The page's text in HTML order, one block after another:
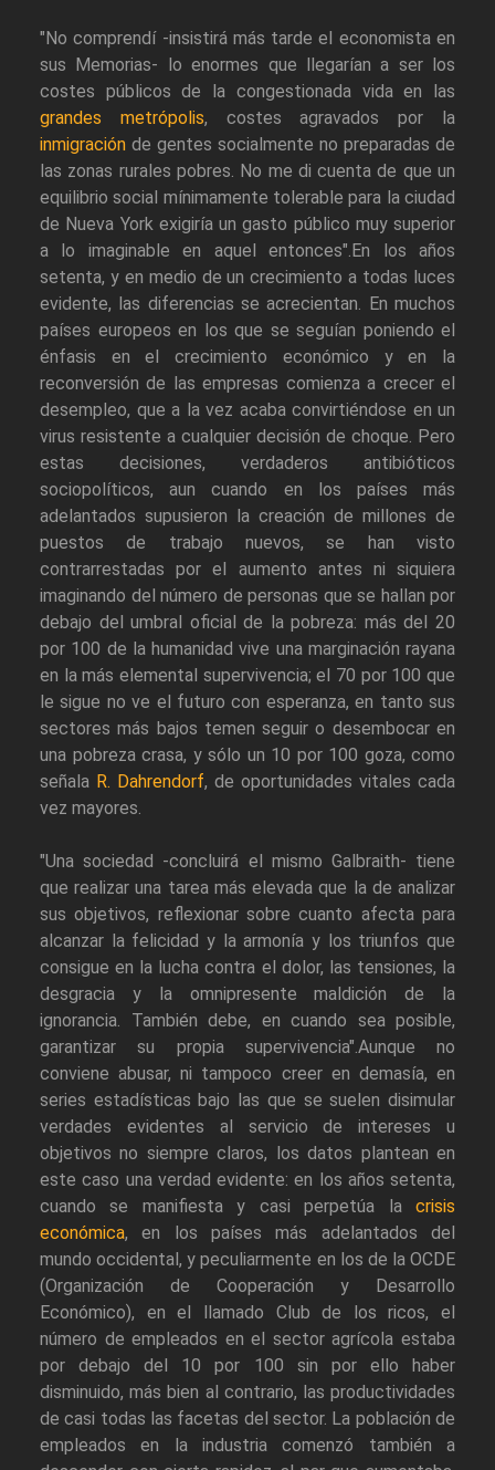
"No comprendí -insistirá más tarde el economista en
sus Memorias- lo enormes que llegarían a ser los
costes públicos de la congestionada vida en las
grandes metrópolis, costes agravados por la
inmigración de gentes socialmente no preparadas de
las zonas rurales pobres. No me di cuenta de que un
equilibrio social mínimamente tolerable para la ciudad
de Nueva York exigiría un gasto público muy superior
a lo imaginable en aquel entonces".En los años
setenta, y en medio de un crecimiento a todas luces
evidente, las diferencias se acrecientan. En muchos
países europeos en los que se seguían poniendo el
énfasis en el crecimiento económico y en la
reconversión de las empresas comienza a crecer el
desempleo, que a la vez acaba convirtiéndose en un
virus resistente a cualquier decisión de choque. Pero
estas decisiones, verdaderos antibióticos
sociopolíticos, aun cuando en los países más
adelantados supusieron la creación de millones de
puestos de trabajo nuevos, se han visto
contrarrestadas por el aumento antes ni siquiera
imaginando del número de personas que se hallan por
debajo del umbral oficial de la pobreza: más del 20
por 100 de la humanidad vive una marginación rayana
en la más elemental supervivencia; el 70 por 100 que
le sigue no ve el futuro con esperanza, en tanto sus
sectores más bajos temen seguir o desembocar en
una pobreza crasa, y sólo un 10 por 100 goza, como
señala R. Dahrendorf, de oportunidades vitales cada
vez mayores.
"Una sociedad -concluirá el mismo Galbraith- tiene
que realizar una tarea más elevada que la de analizar
sus objetivos, reflexionar sobre cuanto afecta para
alcanzar la felicidad y la armonía y los triunfos que
consigue en la lucha contra el dolor, las tensiones, la
desgracia y la omnipresente maldición de la
ignorancia. También debe, en cuando sea posible,
garantizar su propia supervivencia".Aunque no
conviene abusar, ni tampoco creer en demasía, en
series estadísticas bajo las que se suelen disimular
verdades evidentes al servicio de intereses u
objetivos no siempre claros, los datos plantean en
este caso una verdad evidente: en los años setenta,
cuando se manifiesta y casi perpetúa la crisis
económica, en los países más adelantados del
mundo occidental, y peculiarmente en los de la OCDE
(Organización de Cooperación y Desarrollo
Económico), en el llamado Club de los ricos, el
número de empleados en el sector agrícola estaba
por debajo del 10 por 100 sin por ello haber
disminuido, más bien al contrario, las productividades
de casi todas las facetas del sector. La población de
empleados en la industria comenzó también a